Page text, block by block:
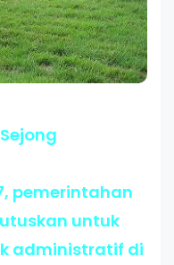
pemerintahan
untuk
administratif di